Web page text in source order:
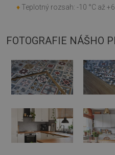
♦ Teplotný rozsah: -10 °C až
FOTOGRAFIE NÁŠHO